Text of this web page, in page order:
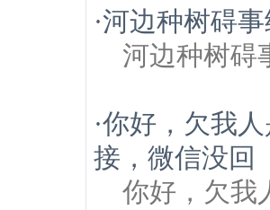
·河边种树碍
河边种树碍
·你好，欠我
接，微信没回
你好，欠我